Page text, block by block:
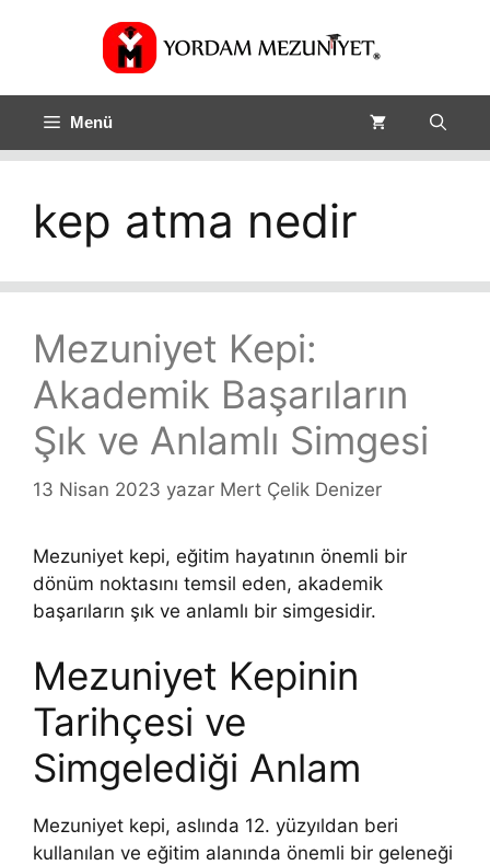
Menü
kep atma nedir
Mezuniyet Kepi:
Akademik Başarıların
Şık ve Anlamlı Simgesi
13 Nisan 2023 yazar Mert Çelik Denizer
Mezuniyet kepi, eğitim hayatının önemli bir
dönüm noktasını temsil eden, akademik
başarıların şık ve anlamlı bir simgesidir.
Mezuniyet Kepinin
Tarihçesi ve
Simgelediği Anlam
Mezuniyet kepi, aslında 12. yüzyıldan beri
kullanılan ve eğitim alanında önemli bir geleneği